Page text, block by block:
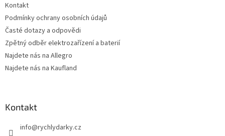
Kontakt
Podmínky ochrany osobních údajů
Časté dotazy a odpovědi
Zpětný odběr elektrozařízení a baterií
Najdete nás na Allegro
Najdete nás na Kaufland
Kontakt
info@rychlydarky.cz